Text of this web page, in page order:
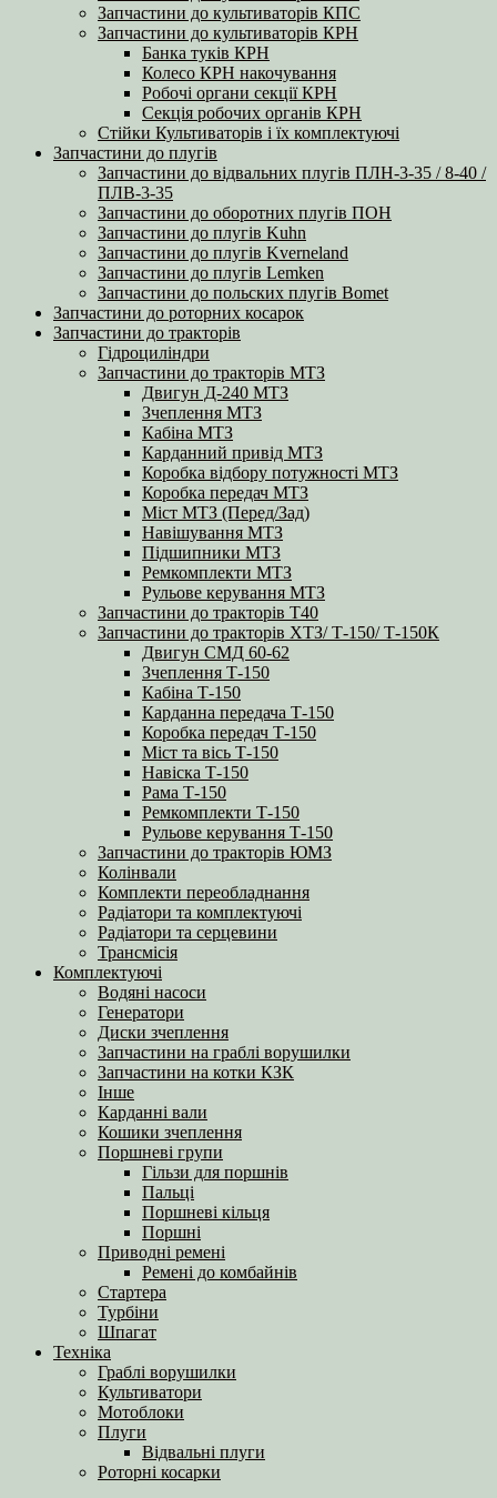
Запчастини до культиваторів КПС
Запчастини до культиваторів КРН
Банка туків КРН
Колесо КРН накочування
Робочі органи секції КРН
Секція робочих органів КРН
Стійки Культиваторів і їх комплектуючі
Запчастини до плугів
Запчастини до відвальних плугів ПЛН-3-35 / 8-40 /
ПЛВ-3-35
Запчастини до оборотних плугів ПОН
Запчастини до плугів Kuhn
Запчастини до плугів Kverneland
Запчастини до плугів Lemken
Запчастини до польских плугів Bomet
Запчастини до роторних косарок
Запчастини до тракторів
Гідроциліндри
Запчастини до тракторів МТЗ
Двигун Д-240 МТЗ
Зчеплення МТЗ
Кабіна МТЗ
Карданний привід МТЗ
Коробка відбору потужності МТЗ
Коробка передач МТЗ
Міст МТЗ (Перед/Зад)
Навішування МТЗ
Підшипники МТЗ
Ремкомплекти МТЗ
Рульове керування МТЗ
Запчастини до тракторів Т40
Запчастини до тракторів ХТЗ/ Т-150/ Т-150К
Двигун СМД 60-62
Зчеплення Т-150
Кабіна Т-150
Карданна передача Т-150
Коробка передач Т-150
Міст та вісь Т-150
Навіска Т-150
Рама Т-150
Ремкомплекти Т-150
Рульове керування Т-150
Запчастини до тракторів ЮМЗ
Колінвали
Комплекти переобладнання
Радіатори та комплектуючі
Радіатори та серцевини
Трансмісія
Комплектуючі
Водяні насоси
Генератори
Диски зчеплення
Запчастини на граблі ворушилки
Запчастини на котки КЗК
Інше
Карданні вали
Кошики зчеплення
Поршневі групи
Гільзи для поршнів
Пальці
Поршневі кільця
Поршні
Приводні ремені
Ремені до комбайнів
Стартера
Турбіни
Шпагат
Техніка
Граблі ворушилки
Культиватори
Мотоблоки
Плуги
Відвальні плуги
Роторні косарки